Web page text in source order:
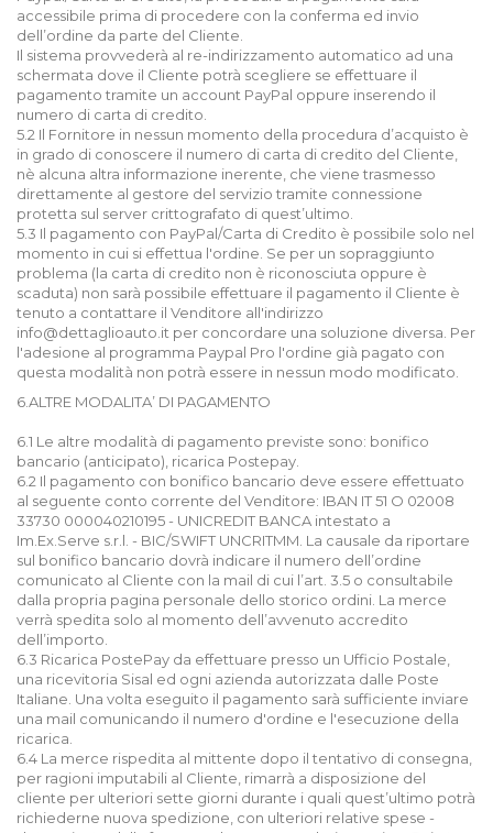
accessibile prima di procedere con la conferma ed invio
dell’ordine da parte del Cliente.
Il sistema provvederà al re-indirizzamento automatico ad una
schermata dove il Cliente potrà scegliere se effettuare il
pagamento tramite un account PayPal oppure inserendo il
numero di carta di credito.
5.2 Il Fornitore in nessun momento della procedura d’acquisto è
in grado di conoscere il numero di carta di credito del Cliente,
nè alcuna altra informazione inerente, che viene trasmesso
direttamente al gestore del servizio tramite connessione
protetta sul server crittografato di quest’ultimo.
5.3 Il pagamento con PayPal/Carta di Credito è possibile solo nel
momento in cui si effettua l'ordine. Se per un sopraggiunto
problema (la carta di credito non è riconosciuta oppure è
scaduta) non sarà possibile effettuare il pagamento il Cliente è
tenuto a contattare il Venditore all'indirizzo
info@dettaglioauto.it per concordare una soluzione diversa. Per
l'adesione al programma Paypal Pro l'ordine già pagato con
questa modalità non potrà essere in nessun modo modificato.
6.ALTRE MODALITA’ DI PAGAMENTO
6.1 Le altre modalità di pagamento previste sono: bonifico
bancario (anticipato), ricarica Postepay.
6.2 Il pagamento con bonifico bancario deve essere effettuato
al seguente conto corrente del Venditore: IBAN IT 51 O 02008
33730 000040210195 - UNICREDIT BANCA intestato a
Im.Ex.Serve s.r.l. - BIC/SWIFT UNCRITMM. La causale da riportare
sul bonifico bancario dovrà indicare il numero dell’ordine
comunicato al Cliente con la mail di cui l’art. 3.5 o consultabile
dalla propria pagina personale dello storico ordini. La merce
verrà spedita solo al momento dell’avvenuto accredito
dell’importo.
6.3 Ricarica PostePay da effettuare presso un Ufficio Postale,
una ricevitoria Sisal ed ogni azienda autorizzata dalle Poste
Italiane. Una volta eseguito il pagamento sarà sufficiente inviare
una mail comunicando il numero d'ordine e l'esecuzione della
ricarica.
6.4 La merce rispedita al mittente dopo il tentativo di consegna,
per ragioni imputabili al Cliente, rimarrà a disposizione del
cliente per ulteriori sette giorni durante i quali quest’ultimo potrà
richiederne nuova spedizione, con ulteriori relative spese -